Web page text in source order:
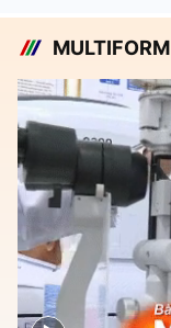
MULTIFORM